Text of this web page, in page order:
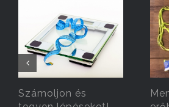
Számoljon és